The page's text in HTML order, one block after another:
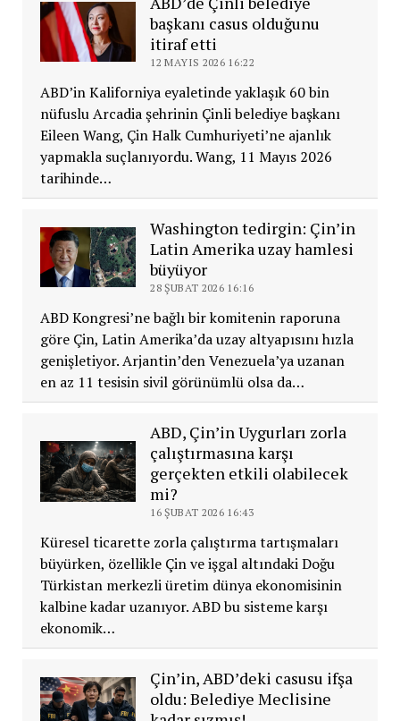
başkanı casus olduğunu
itiraf etti
12 MAYIS 2026 16:22
ABD’in Kaliforniya eyaletinde yaklaşık 60 bin
nüfuslu Arcadia şehrinin Çinli belediye başkanı
Eileen Wang, Çin Halk Cumhuriyeti’ne ajanlık
yapmakla suçlanıyordu. Wang, 11 Mayıs 2026
tarihinde…
Washington tedirgin: Çin’in
Latin Amerika uzay hamlesi
büyüyor
28 ŞUBAT 2026 16:16
ABD Kongresi’ne bağlı bir komitenin raporuna
göre Çin, Latin Amerika’da uzay altyapısını hızla
genişletiyor. Arjantin’den Venezuela’ya uzanan
en az 11 tesisin sivil görünümlü olsa da…
ABD, Çin’in Uygurları zorla
çalıştırmasına karşı
gerçekten etkili olabilecek
mi?
16 ŞUBAT 2026 16:43
Küresel ticarette zorla çalıştırma tartışmaları
büyürken, özellikle Çin ve işgal altındaki Doğu
Türkistan merkezli üretim dünya ekonomisinin
kalbine kadar uzanıyor. ABD bu sisteme karşı
ekonomik…
Çin’in, ABD’deki casusu ifşa
oldu: Belediye Meclisine